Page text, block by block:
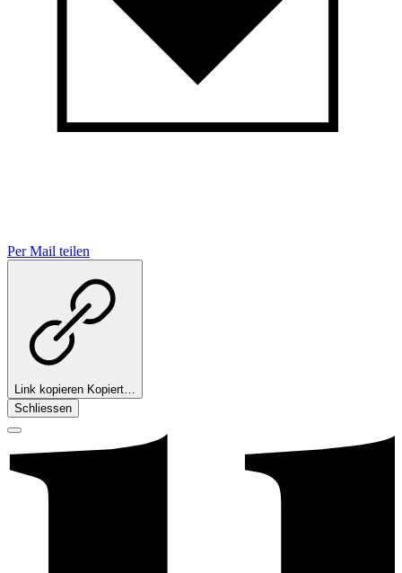
Per Mail teilen
Link kopieren Kopiert…
Schliessen